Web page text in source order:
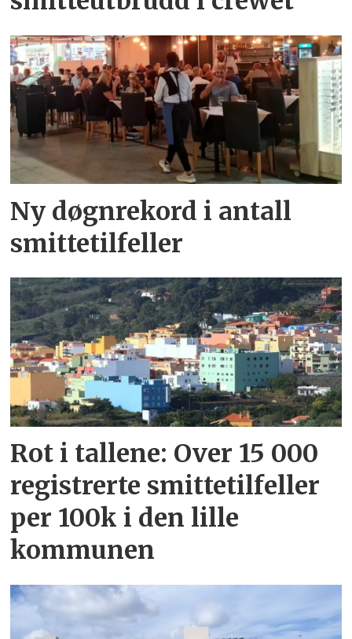
Ny døgnrekord i antall
smittetilfeller
Rot i tallene: Over 15 000
registrerte smittetilfeller
per 100k i den lille
kommunen